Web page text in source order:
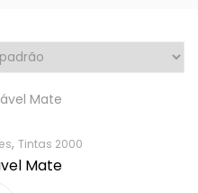
, Tintas 2000
Mate